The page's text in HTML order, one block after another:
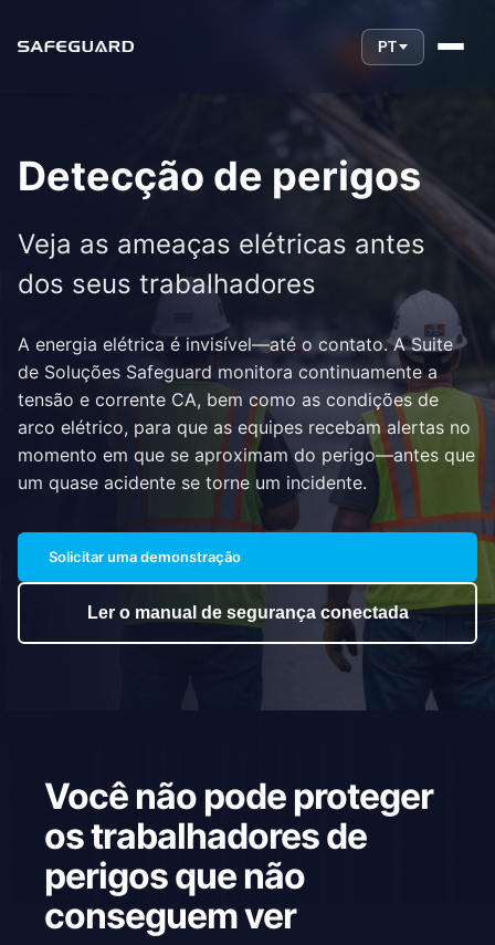
PT
Detecção de perigos
Veja as ameaças elétricas antes
dos seus trabalhadores
A energia elétrica é invisível—até o contato. A Suite
de Soluções Safeguard monitora continuamente a
tensão e corrente CA, bem como as condições de
arco elétrico, para que as equipes recebam alertas no
momento em que se aproximam do perigo—antes que
um quase acidente se torne um incidente.
Solicitar uma demonstração
Ler o manual de segurança conectada
Você não pode proteger
os trabalhadores de
perigos que não
conseguem ver